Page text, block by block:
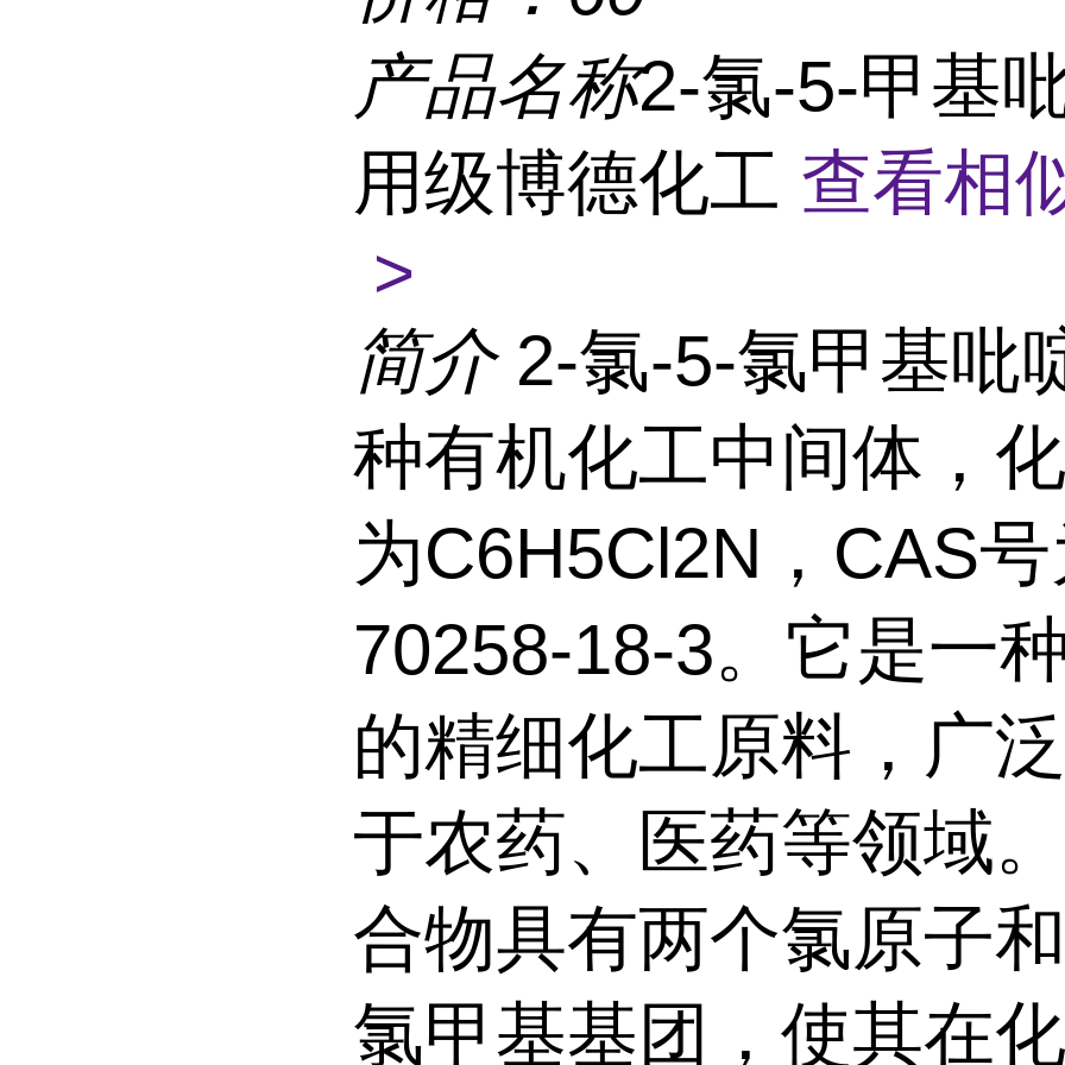
产品名称2-氯-5-甲基
用级博德化工 查看相
>
简介 2-氯-5-氯甲基吡
种有机化工中间体，
为C6H5Cl2N，CAS
70258-18-3。它是一
的精细化工原料，广
于农药、医药等领域
合物具有两个氯原子
氯甲基基团，使其在